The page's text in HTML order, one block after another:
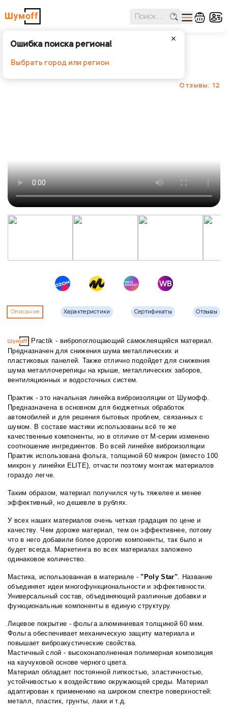
✕
Ошибка поиска региона!
Выбрать город или регион
Отзывы: 12
Описание Характеристики Сертификаты Отзывы
Practik - вибропоглощающий самоклеящийся материал.
Предназначен для снижения шума металлических и
пластиковых панелей. Также отлично подойдет для снижения
шума металлочерепицы на крыше, металлических заборов,
вентиляционных и водосточных систем.
Практик - это начальная линейка виброизоляции от Шумофф.
Предназначена в основном для бюджетных обработок
автомобилей и для решения бытовых проблем, связанных с
шумом. В составе мастики использованы всё те же
качественные компоненты, но в отличие от М-серии изменено
соотношение ингредиентов. Во всей линейке виброизоляции
Практик использована фольга, толщиной 60 микрон (вместо 100
микрон у линейки ELITE), отчасти поэтому монтаж материалов
гораздо легче.
Таким образом, материал получился чуть тяжелее и менее
эффективный, но дешевле в рублях.
У всех наших материалов очень четкая градация по цене и
качеству. Чем дороже материал, тем он эффективнее, потому
что в него добавили более дорогие компоненты, так было и
будет всегда. Маркетинга во всех материалах заложено
одинаковое количество.
Мастика, использованная в материале -"Poly Star". Название
объединяет идеи многофункциональности и эффективности.
Универсальный состав, объединяющий различные добавки и
функциональные компоненты в единую структуру.
Лицевое покрытие - фольга алюминиевая толщиной 60 мкм.
Фольга обеспечивает механическую защиту материала и
повышает виброакустические свойства.
Мастичный слой - высоконаполненная полимерная композиция
на каучуковой основе черного цвета.
Материал обладает постоянной липкостью, эластичностью,
устойчивостью к воздействию окружающей среды. Материал
адаптирован к применению на широком спектре поверхностей:
металл, пластик, грунты, лаки и т.д.